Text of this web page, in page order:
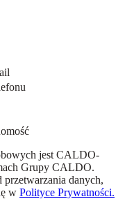
jest CALDO-
Grupy CALDO.
przetwarzania danych,
w Polityce Prywatności.